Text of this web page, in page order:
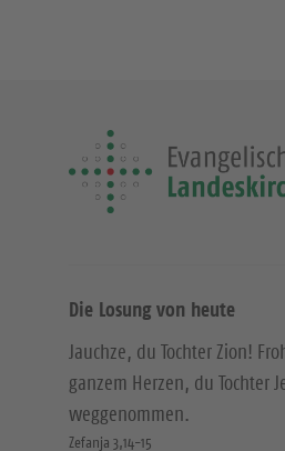
Die Losung von heute
Jauchze, du Tochter Zion!
ganzem Herzen, du Tochter
weggenommen.
Zefanja 3,14-15